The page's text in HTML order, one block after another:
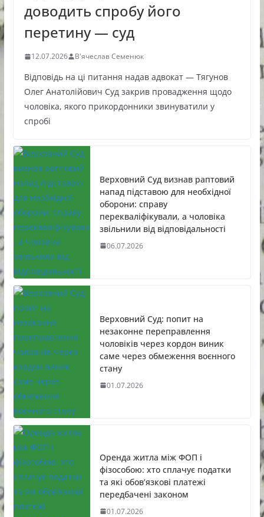
доводить спробу його
перетину — суд
12.07.2026 В'ячеслав Семенюк
Відповідь на ці питання надав адвокат — Тягунов
Олег Анатолійович Суд закрив провадження щодо
чоловіка, якого прикордонники звинуватили у
спробі
Верховний Суд визнав раптовий
напад підставою для необхідної
оборони: справу
перекваліфікували, а чоловіка
звільнили від відповідальності
06.07.2026
Верховний Суд: попит на
незаконне переправлення
чоловіків через кордон виник
саме через обмеження воєнного
стану
01.07.2026
Оренда житла між ФОП і
фізособою: хто сплачує податки
та які обов’язкові платежі
передбачені законом
01.07.2026